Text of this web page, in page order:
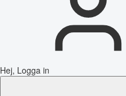
Hej, Logga in